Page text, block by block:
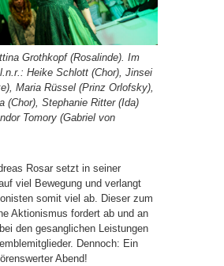
Grothkopf (Rosalinde). Im
Heike Schlott (Chor), Jinsei
Maria Rüssel (Prinz Orlofsky),
(Chor), Stephanie Ritter (Ida)
Tomory (Gabriel von
Rosar setzt in seiner
viel Bewegung und verlangt
somit viel ab. Dieser zum
Aktionismus fordert ab und an
den gesanglichen Leistungen
Dennoch: Ein
Abend!